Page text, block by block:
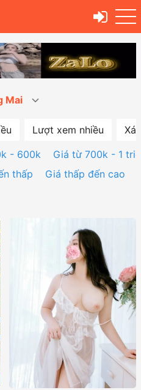
Mai
Lượt xem nhiều
- 600k
Giá từ 700k - 1
thấp
Giá thấp đến cao